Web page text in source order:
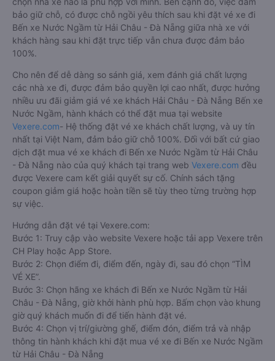
bảo giữ chỗ, có được chỗ ngồi yêu thích sau khi đặt vé xe đi
Bến xe Nước Ngầm từ Hải Châu - Đà Nẵng giữa nhà xe với
khách hàng sau khi đặt trực tiếp vẫn chưa được đảm bảo
100%.
Cho nên để dễ dàng so sánh giá, xem đánh giá chất lượng
các nhà xe đi, được đảm bảo quyền lợi cao nhất, được hưởng
nhiều ưu đãi giảm giá vé xe khách Hải Châu - Đà Nẵng Bến xe
Nước Ngầm, hành khách có thể đặt mua tại website
Vexere.com- Hệ thống đặt vé xe khách chất lượng, và uy tín
nhất tại Việt Nam, đảm bảo giữ chỗ 100%. Đối với bất cứ giao
dịch đặt mua vé xe khách đi Bến xe Nước Ngầm từ Hải Châu
- Đà Nẵng nào của quý khách tại trang web Vexere.com đều
được Vexere cam kết giải quyết sự cố. Chính sách tặng
coupon giảm giá hoặc hoàn tiền sẽ tùy theo từng trường hợp
sự việc.
Hướng dẫn đặt vé tại Vexere.com:
Bước 1: Truy cập vào website Vexere hoặc tải app Vexere trên
CH Play hoặc App Store.
Bước 2: Chọn điểm đi, điểm đến, ngày đi, sau đó chọn “TÌM
VÉ XE”.
Bước 3: Chọn hãng xe khách đi Bến xe Nước Ngầm từ Hải
Châu - Đà Nẵng, giờ khởi hành phù hợp. Bấm chọn vào khung
giờ quý khách muốn đi để tiến hành đặt vé.
Bước 4: Chọn vị trí/giường ghế, điểm đón, điểm trả và nhập
thông tin hành khách khi đặt mua vé xe đi Bến xe Nước Ngầm
từ Hải Châu - Đà Nẵng